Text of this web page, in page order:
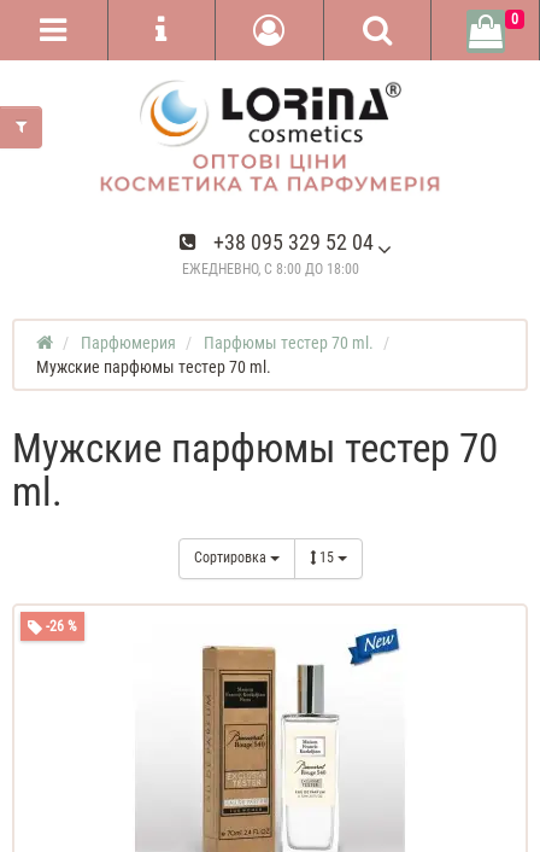
+38 095 329 52 04
ЕЖЕДНЕВНО, С 8:00 ДО 18:00
0
Парфюмерия
Парфюмы тестер 70 ml.
Мужские парфюмы тестер 70 ml.
Мужские парфюмы тестер 70
ml.
Сортировка 15
-26 %